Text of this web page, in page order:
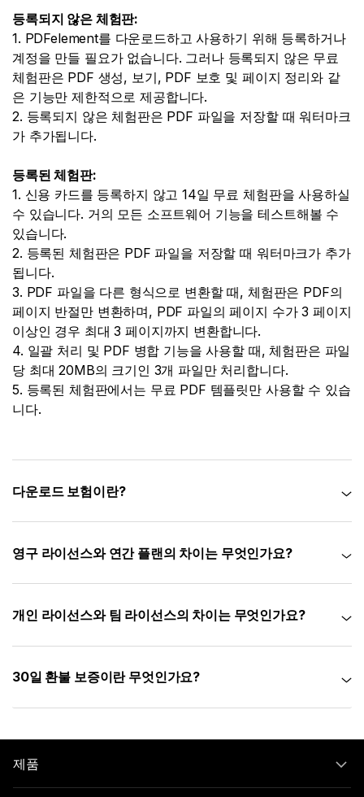
등록되지 않은 체험판:
1. PDFelement를 다운로드하고 사용하기 위해 등록하거나
계정을 만들 필요가 없습니다. 그러나 등록되지 않은 무료
체험판은 PDF 생성, 보기, PDF 보호 및 페이지 정리와 같
은 기능만 제한적으로 제공합니다.
2. 등록되지 않은 체험판은 PDF 파일을 저장할 때 워터마크
가 추가됩니다.
등록된 체험판:
1. 신용 카드를 등록하지 않고 14일 무료 체험판을 사용하실
수 있습니다. 거의 모든 소프트웨어 기능을 테스트해볼 수
있습니다.
2. 등록된 체험판은 PDF 파일을 저장할 때 워터마크가 추가
됩니다.
3. PDF 파일을 다른 형식으로 변환할 때, 체험판은 PDF의
페이지 반절만 변환하며, PDF 파일의 페이지 수가 3 페이지
이상인 경우 최대 3 페이지까지 변환합니다.
4. 일괄 처리 및 PDF 병합 기능을 사용할 때, 체험판은 파일
당 최대 20MB의 크기인 3개 파일만 처리합니다.
5. 등록된 체험판에서는 무료 PDF 템플릿만 사용할 수 있습
니다.
다운로드 보험이란?
영구 라이선스와 연간 플랜의 차이는 무엇인가요?
개인 라이선스와 팀 라이선스의 차이는 무엇인가요?
30일 환불 보증이란 무엇인가요?
제품